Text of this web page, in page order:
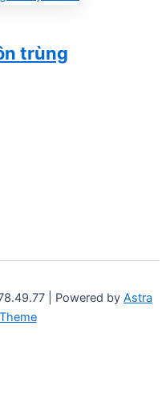
trùng
| Powered by Astra